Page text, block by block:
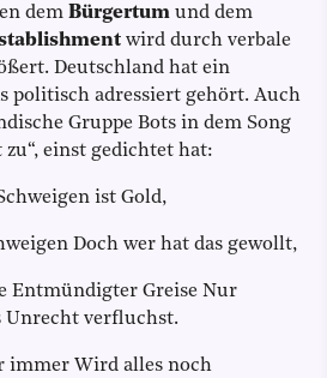
dem Bürgertum und dem
wird durch verbale
Deutschland hat ein
politisch adressiert gehört. Auch
Gruppe Bots in dem Song
einst gedichtet hat:
ist Gold,
Doch wer hat das gewollt,
Entmündigter Greise Nur
Unrecht verfluchst.
immer Wird alles noch